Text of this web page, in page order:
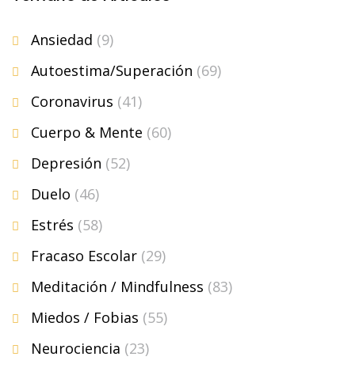
Ansiedad (9)
Autoestima/Superación (69)
Coronavirus (41)
Cuerpo & Mente (60)
Depresión (52)
Duelo (46)
Estrés (58)
Fracaso Escolar (29)
Meditación / Mindfulness (83)
Miedos / Fobias (55)
Neurociencia (23)